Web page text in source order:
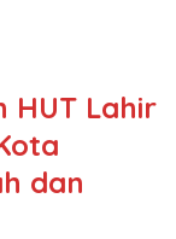
HUT Lahir
dan